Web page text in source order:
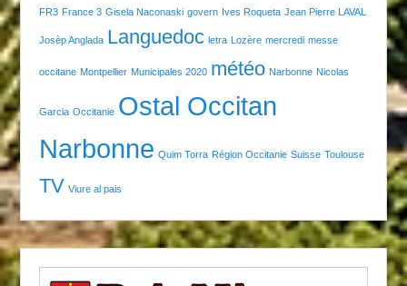
FR3 France 3 Gisela Naconaski govern Ives Roqueta Jean Pierre LAVAL
Josèp Anglada Languedoc letra Lozère mercredi messe
occitane Montpellier Municipales 2020 météo Narbonne Nicolas
Garcia Occitanie Ostal Occitan
Narbonne Quim Torra Région Occitanie Suisse Toulouse
TV Viure al pais